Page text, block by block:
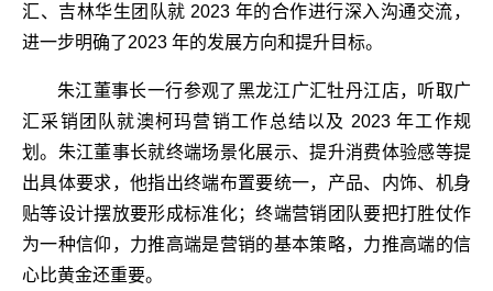
汇、吉林华生团队就 2023 年的合作进行深入沟通交流，
进一步明确了2023 年的发展方向和提升目标。
朱江董事长一行参观了黑龙江广汇牡丹江店，听取广
汇采销团队就澳柯玛营销工作总结以及 2023 年工作规
划。朱江董事长就终端场景化展示、提升消费体验感等提
出具体要求，他指出终端布置要统一，产品、内饰、机身
贴等设计摆放要形成标准化；终端营销团队要把打胜仗作
为一种信仰，力推高端是营销的基本策略，力推高端的信
心比黄金还重要。